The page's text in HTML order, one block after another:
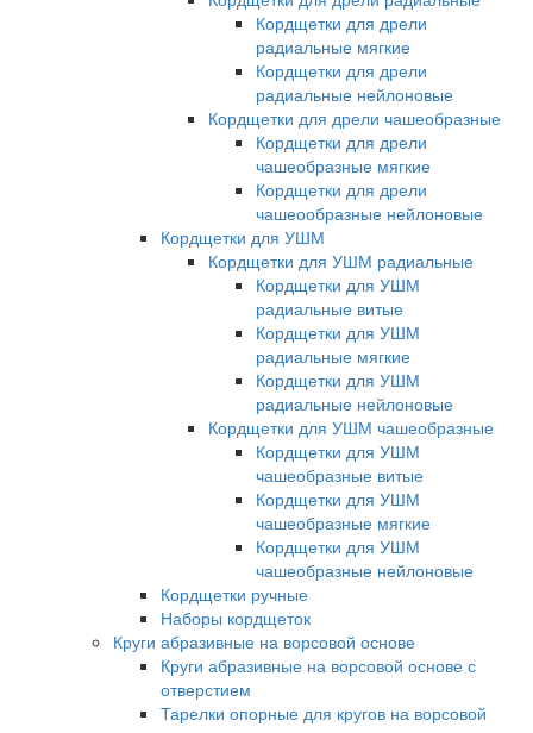
Кордщетки для дрели
радиальные мягкие
Кордщетки для дрели
радиальные нейлоновые
Кордщетки для дрели чашеобразные
Кордщетки для дрели
чашеобразные мягкие
Кордщетки для дрели
чашеообразные нейлоновые
Кордщетки для УШМ
Кордщетки для УШМ радиальные
Кордщетки для УШМ
радиальные витые
Кордщетки для УШМ
радиальные мягкие
Кордщетки для УШМ
радиальные нейлоновые
Кордщетки для УШМ чашеобразные
Кордщетки для УШМ
чашеобразные витые
Кордщетки для УШМ
чашеобразные мягкие
Кордщетки для УШМ
чашеобразные нейлоновые
Кордщетки ручные
Наборы кордщеток
Круги абразивные на ворсовой основе
Круги абразивные на ворсовой основе с
отверстием
Тарелки опорные для кругов на ворсовой